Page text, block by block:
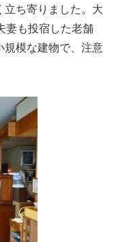
立ち寄りました。大
妻も投宿した老舗
規模な建物で、注意